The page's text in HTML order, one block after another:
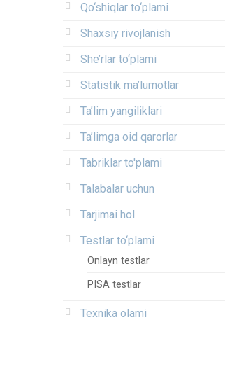
Qo‘shiqlar to‘plami
Shaxsiy rivojlanish
She’rlar to‘plami
Statistik ma’lumotlar
Ta’lim yangiliklari
Ta’limga oid qarorlar
Tabriklar to'plami
Talabalar uchun
Tarjimai hol
Testlar to‘plami
Onlayn testlar
PISA testlar
Texnika olami